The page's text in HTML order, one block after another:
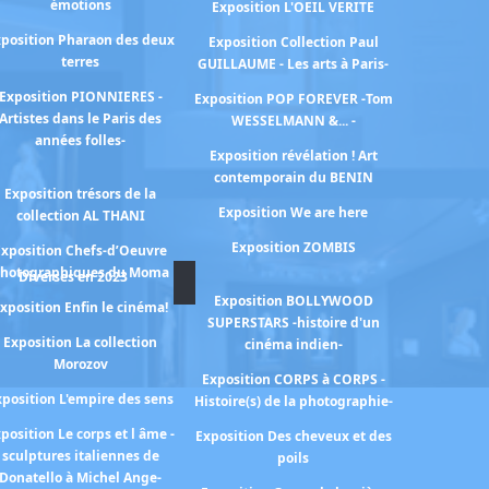
émotions
Pharaon des deux
terres
Exposition PIONNIERES -
Artistes dans le Paris des
années folles-
Exposition trésors de la
collection AL THANI
Chefs-d’Oeuvre
du Moma
Enfin le cinéma!
Exposition La collection
Morozov
L'empire des sens
Le corps et l âme -
sculptures italiennes de
Donatello à Michel Ange-
Exposition L'OEIL VERITE
Exposition Collection Paul
GUILLAUME - Les arts à Paris-
Exposition POP FOREVER -Tom
WESSELMANN &... -
Exposition révélation ! Art
contemporain du BENIN
Exposition We are here
Exposition ZOMBIS
Diverses en 2023
Exposition BOLLYWOOD
SUPERSTARS -histoire d'un
cinéma indien-
Exposition CORPS à CORPS -
Histoire(s) de la photographie-
Exposition Des cheveux et des
poils